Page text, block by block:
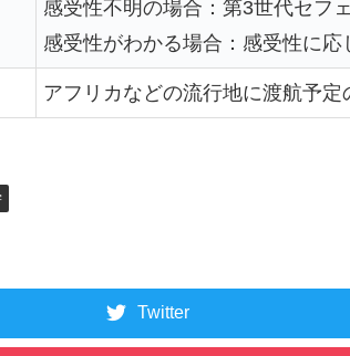
感受性不明の場合：第3世代セフ
感受性がわかる場合：感受性に応
アフリカなどの流行地に渡航予定
Twitter